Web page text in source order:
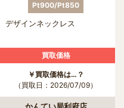
Pt900/Pt850
デザインネックレス
買取価格
￥買取価格は…？
（買取日：2026/07/09）